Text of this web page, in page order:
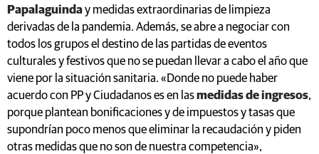
Papalaguinday medidas extraordinarias de limpieza
derivadas de la pandemia. Además, se abre a negociar con
todos los grupos el destino de las partidas de eventos
culturales y festivos que no se puedan llevar a cabo el año que
viene por la situación sanitaria. «Donde no puede haber
acuerdo con PP y Ciudadanos es en lasmedidas de ingresos,
porque plantean bonificaciones y de impuestos y tasas que
supondrían poco menos que eliminar la recaudación y piden
otras medidas que no son de nuestra competencia»,